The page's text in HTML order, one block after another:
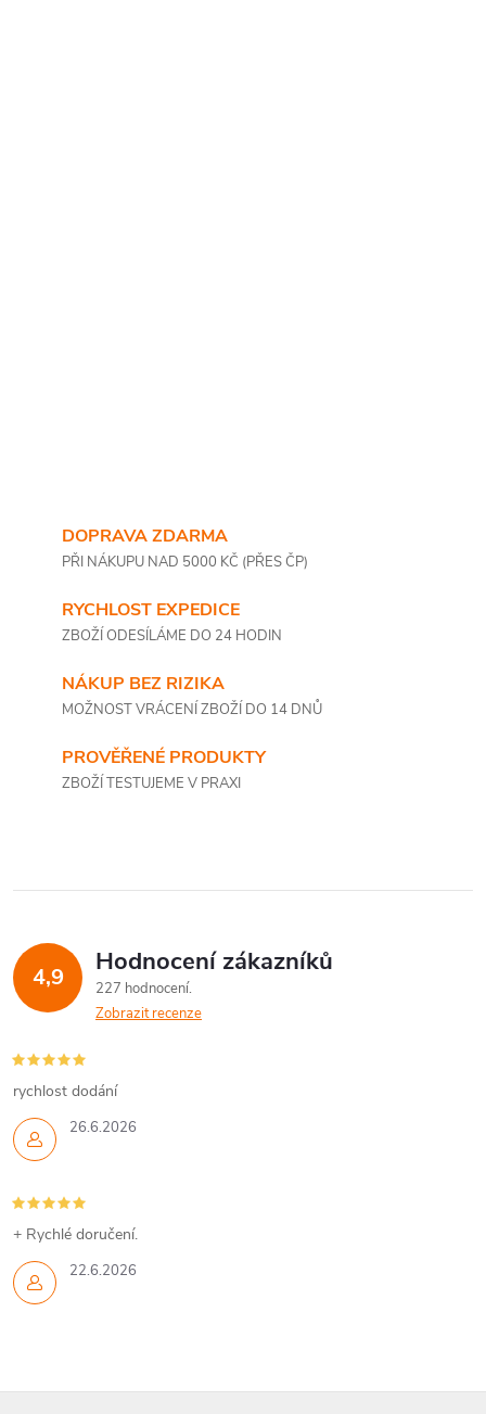
DOPRAVA ZDARMA
PŘI NÁKUPU NAD 5000 KČ (PŘES ČP)
RYCHLOST EXPEDICE
ZBOŽÍ ODESÍLÁME DO 24 HODIN
NÁKUP BEZ RIZIKA
MOŽNOST VRÁCENÍ ZBOŽÍ DO 14 DNŮ
PROVĚŘENÉ PRODUKTY
ZBOŽÍ TESTUJEME V PRAXI
4,9 Hodnocení zákazníků
227 hodnocení
Zobrazit recenze
26.6.2026
rychlost dodání
22.6.2026
+ Rychlé doručení.